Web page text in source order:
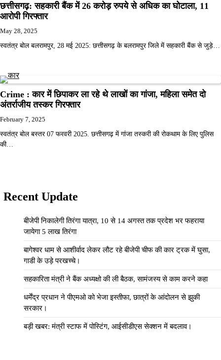
छत्तीसगढ़: सहकारी बैंक में 26 करोड़ रुपये से अधिक का घोटाला, 11
आरोपी गिरफ्तार
May 28, 2025
स्वतंत्र बोल बलरामपुर, 28 मई 2025: छत्तीसगढ़ के बलरामपुर जिले में सहकारी बैंक से जुड़े…
Crime : कार में छिपाकर ला रहे थे लाखों का गांजा, महिला समेत दो
अंतर्राजीय तस्कर गिरफ्तार
February 7, 2025
स्वतंत्र बोल बस्तर 07 फरवरी 2025. छत्तीसगढ़ में गांजा तस्करी की रोकथाम के लिए पुलिस
की…
Recent Update
बीजेपी निकालेगी तिरंगा यात्रा, 10 से 14 अगस्त तक प्रदेश भर फहराया
जायेगा 5 लाख तिरंगा
बागेश्वर धाम से आशीर्वाद लेकर लौट रहे बीजेपी चीफ की कार ट्रक में घुसा,
गाडी के उड़े परखच्चे।
सहकारिता मंत्री ने बैंक अध्यक्षो की ली बैठक, सामंजस्य से काम करने कहा
धर्मेंद्र प्रधान ने पीएमओ को भेजा इस्तीफा, छात्रों के आंदोलन से झुकी
सरकार।
बड़ी खबर: मंत्री स्टाफ में पोस्टिंग, आईसीडीएस सेक्शन में बदलाव।